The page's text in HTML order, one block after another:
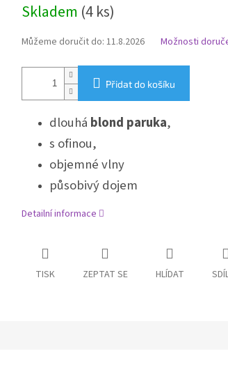
cena:
Skladem (4 ks)
Můžeme doručit do: 11.8.2026 Možnosti
Přidat do košíku
dlouhá blond paruka,
s ofinou,
objemné vlny
působivý dojem
Detailní informace
TISK ZEPTAT SE HLÍDAT